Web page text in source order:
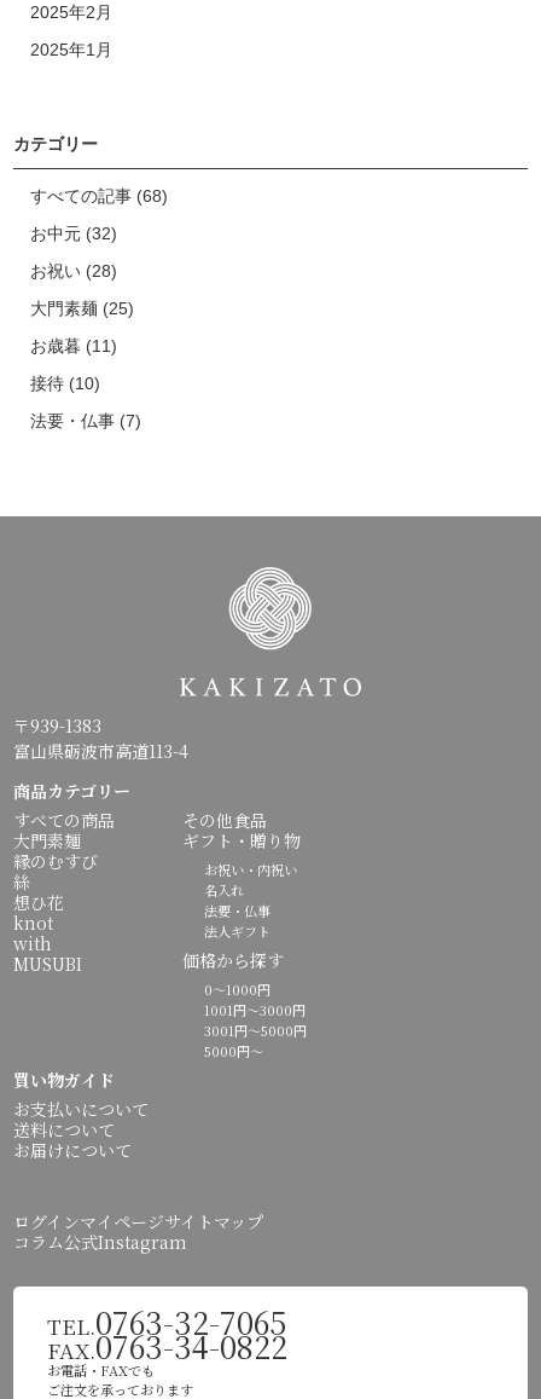
2025年2月
2025年1月
カテゴリー
すべての記事 (68)
お中元 (32)
お祝い (28)
大門素麺 (25)
お歳暮 (11)
接待 (10)
法要・仏事 (7)
〒939-1383
富山県砺波市高道113-4
商品カテゴリー
すべての商品
大門素麺
縁のむすび
絲
想ひ花
knot
with
MUSUBI
その他食品
ギフト・贈り物
お祝い・内祝い
名入れ
法要・仏事
法人ギフト
価格から探す
0～1000円
1001円～3000円
3001円～5000円
5000円～
買い物ガイド
お支払いについて
送料について
お届けについて
ログインマイページサイトマップ
コラム公式Instagram
TEL.0763-32-7065
FAX.0763-34-0822
お電話・FAXでも
ご注文を承っております